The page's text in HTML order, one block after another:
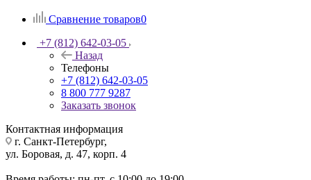
Сравнение товаров0
+7 (812) 642-03-05
Назад
Телефоны
+7 (812) 642-03-05
8 800 777 9287
Заказать звонок
Контактная информация
г. Санкт-Петербург,
ул. Боровая, д. 47, корп. 4